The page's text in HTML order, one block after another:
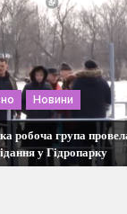
Новини
робоча група
у Гідропарку